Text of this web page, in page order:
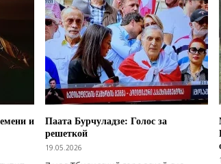
и
Паата Бурчуладзе: Голос за
решеткой
19.05.2026